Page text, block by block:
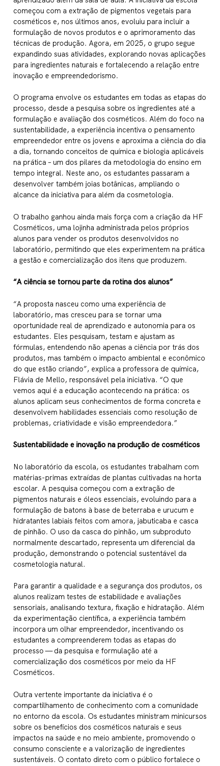
começou com a extração de pigmentos vegetais para
cosméticos e, nos últimos anos, evoluiu para incluir a
formulação de novos produtos e o aprimoramento das
técnicas de produção. Agora, em 2025, o grupo segue
expandindo suas atividades, explorando novas aplicações
para ingredientes naturais e fortalecendo a relação entre
inovação e empreendedorismo.
O programa envolve os estudantes em todas as etapas do
processo, desde a pesquisa sobre os ingredientes até a
formulação e avaliação dos cosméticos. Além do foco na
sustentabilidade, a experiência incentiva o pensamento
empreendedor entre os jovens e aproxima a ciência do dia
a dia, tornando conceitos de química e biologia aplicáveis
na prática – um dos pilares da metodologia do ensino em
tempo integral. Neste ano, os estudantes passaram a
desenvolver também joias botânicas, ampliando o
alcance da iniciativa para além da cosmetologia.
O trabalho ganhou ainda mais força com a criação da HF
Cosméticos, uma lojinha administrada pelos próprios
alunos para vender os produtos desenvolvidos no
laboratório, permitindo que eles experimentem na prática
a gestão e comercialização dos itens que produzem.
“A ciência se tornou parte da rotina dos alunos”
“A proposta nasceu como uma experiência de
laboratório, mas cresceu para se tornar uma
oportunidade real de aprendizado e autonomia para os
estudantes. Eles pesquisam, testam e ajustam as
fórmulas, entendendo não apenas a ciência por trás dos
produtos, mas também o impacto ambiental e econômico
do que estão criando”, explica a professora de química,
Flávia de Mello, responsável pela iniciativa. “O que
vemos aqui é a educação acontecendo na prática: os
alunos aplicam seus conhecimentos de forma concreta e
desenvolvem habilidades essenciais como resolução de
problemas, criatividade e visão empreendedora.”
Sustentabilidade e inovação na produção de cosméticos
No laboratório da escola, os estudantes trabalham com
matérias-primas extraídas de plantas cultivadas na horta
escolar. A pesquisa começou com a extração de
pigmentos naturais e óleos essenciais, evoluindo para a
formulação de batons à base de beterraba e urucum e
hidratantes labiais feitos com amora, jabuticaba e casca
de pinhão. O uso da casca do pinhão, um subproduto
normalmente descartado, representa um diferencial da
produção, demonstrando o potencial sustentável da
cosmetologia natural.
Para garantir a qualidade e a segurança dos produtos, os
alunos realizam testes de estabilidade e avaliações
sensoriais, analisando textura, fixação e hidratação. Além
da experimentação científica, a experiência também
incorpora um olhar empreendedor, incentivando os
estudantes a compreenderem todas as etapas do
processo — da pesquisa e formulação até a
comercialização dos cosméticos por meio da HF
Cosméticos.
Outra vertente importante da iniciativa é o
compartilhamento de conhecimento com a comunidade
no entorno da escola. Os estudantes ministram minicursos
sobre os benefícios dos cosméticos naturais e seus
impactos na saúde e no meio ambiente, promovendo o
consumo consciente e a valorização de ingredientes
sustentáveis. O contato direto com o público fortalece o